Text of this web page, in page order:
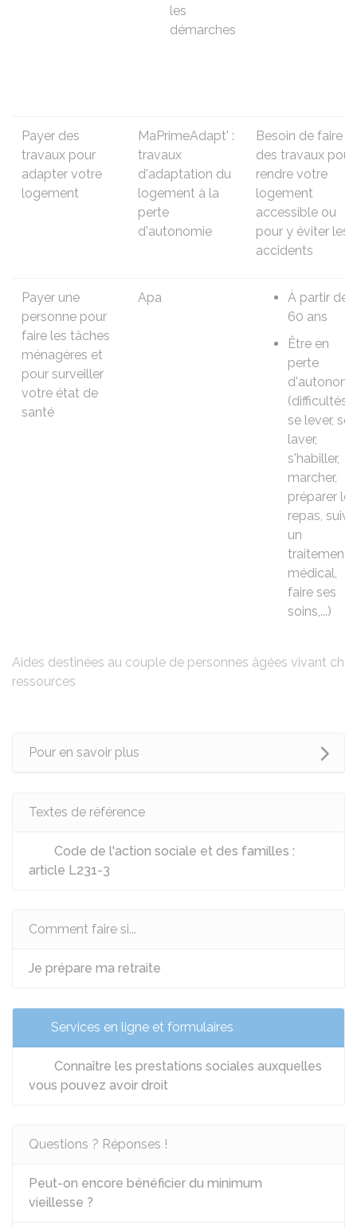
Aides destinées au couple de personnes âgées vivant
ressources
les
démarches
Payer des
travaux pour
adapter votre
logement
MaPrimeAdapt' :
travaux
d'adaptation du
logement à la
perte
d'autonomie
Besoin de faire
des travaux pour
rendre votre
logement
accessible ou
pour y éviter les
accidents
Payer une
personne pour
faire les tâches
ménagères et
pour surveiller
votre état de
santé
Apa
À partir de
60 ans
Être en
perte
(difficultés à
se lever, se
laver,
s'habiller,
marcher,
préparer les
repas,
un
traitement
médical,
faire ses
soins,...)
Pour en savoir plus
Textes de référence
Code de l'action sociale et des familles :
article L231-3
Comment faire si...
Je prépare ma retraite
Services en ligne et formulaires
Connaître les prestations sociales auxquelles
vous pouvez avoir droit
Questions ? Réponses !
Peut-on encore bénéficier du minimum
vieillesse ?